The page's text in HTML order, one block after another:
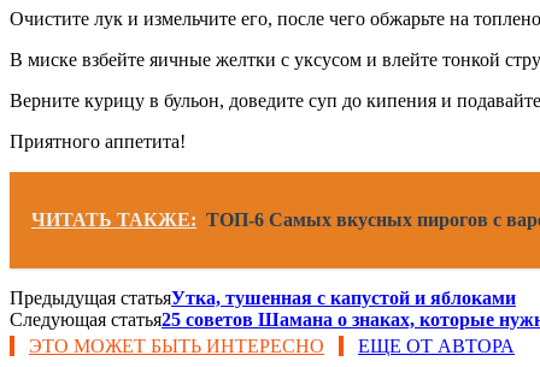
Очистите лук и измельчите его, после чего обжарьте на
В миске взбейте яичные желтки с уксусом и влейте тонкой
Верните курицу в бульон, доведите суп до кипения и
Приятного аппетита!
ЧИТАТЬ ТАКЖЕ: ТОП-6 Самых вкусных пирогов с
Предыдущая статьяУтка, тушенная с капустой и яблоками
Следующая статья25 советов Шамана о знаках, которые
ЭТО МОЖЕТ БЫТЬ ИНТЕРЕСНО
ЕЩЕ ОТ АВТОРА